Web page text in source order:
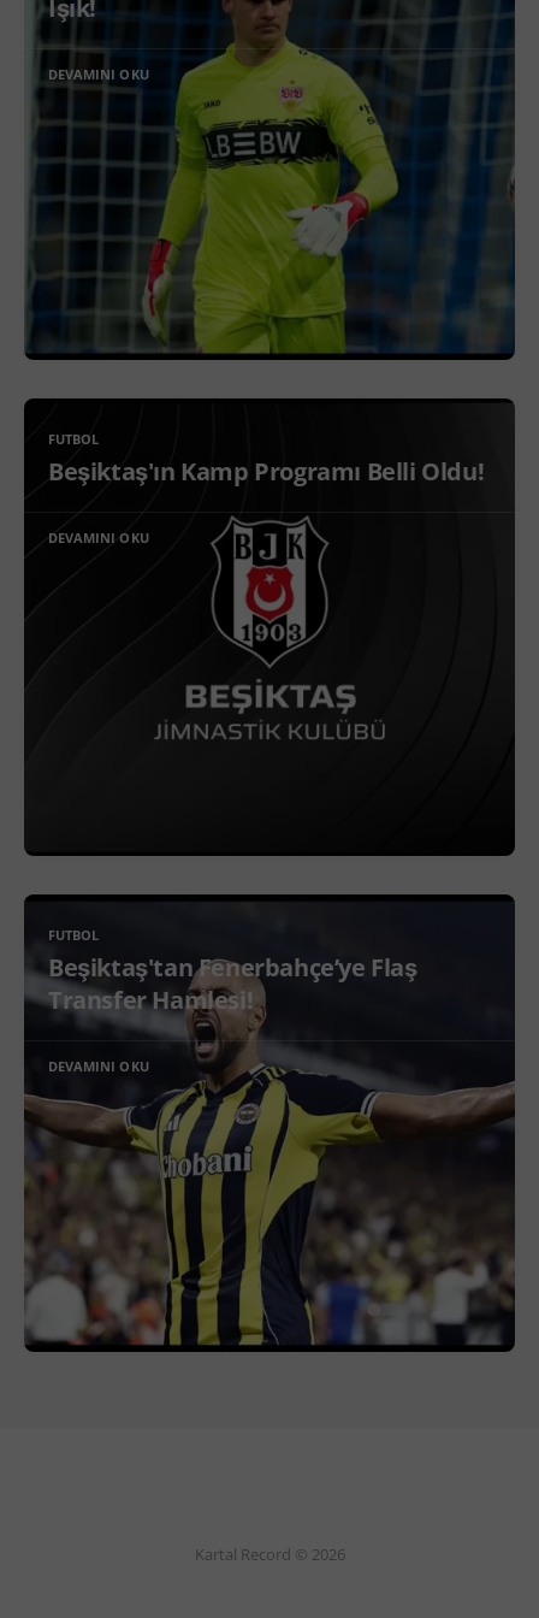
Işık!
DEVAMINI OKU
FUTBOL
Beşiktaş'ın Kamp Programı Belli Oldu!
DEVAMINI OKU
FUTBOL
Beşiktaş'tan Fenerbahçe’ye Flaş
Transfer Hamlesi!
DEVAMINI OKU
Kartal Record © 2026